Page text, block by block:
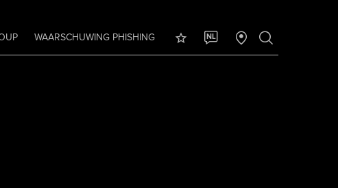
WAARSCHUWING PHISHING NL